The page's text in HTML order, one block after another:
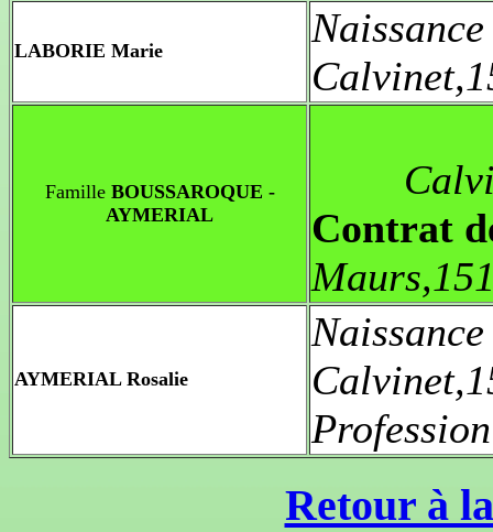
LABORIE Marie
FamilleBOUSSAROQUE -
AYMERIAL
Contrat
AYMERIAL Rosalie
Retour à